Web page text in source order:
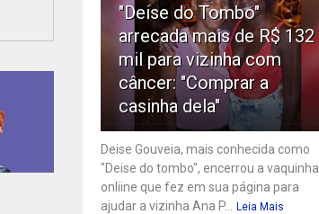
"Deise do Tombo"
arrecada mais de R$ 132
mil para vizinha com
câncer: "Comprar a
casinha dela"
Deise Gouveia, mais conhecida como
"Deise do tombo", encerrou a vaquinha
onliine que fez em sua página para
ajudar a vizinha Ana P...
Leia Mais